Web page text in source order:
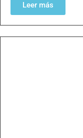
Leer más